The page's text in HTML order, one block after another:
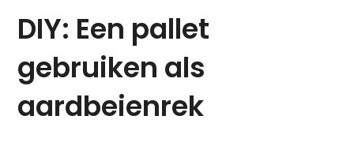
DIY: Een pallet
gebruiken als
aardbeienrek